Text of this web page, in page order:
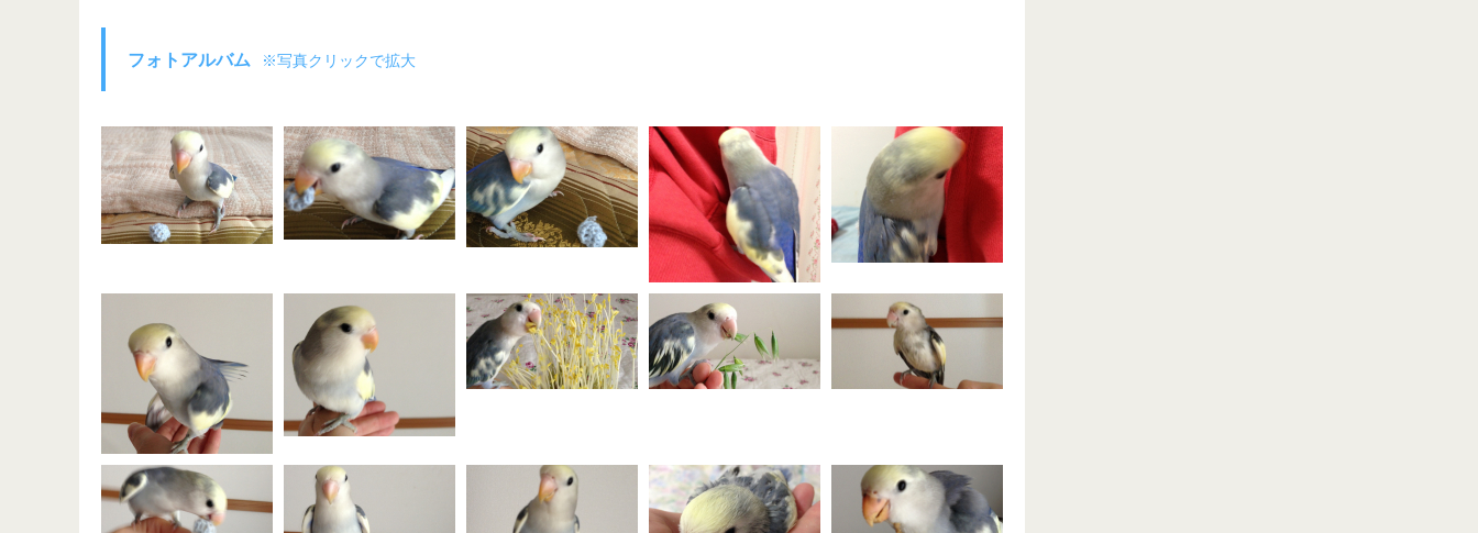
フォトアルバム ※写真クリックで拡大